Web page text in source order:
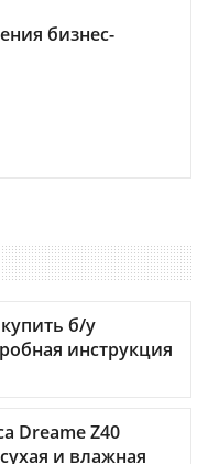
бизнес-
б/у
инструкция
Dreame Z40
и влажная